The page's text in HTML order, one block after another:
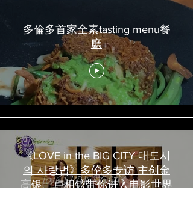
多倫多首家全素tasting menu餐
廳
《LOVE in the BIG CITY 대도시
의 사랑법》多伦多专访 主创金
高银、卢相铉带你进入电影世界